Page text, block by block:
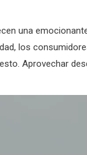
una
los
Aprovechar